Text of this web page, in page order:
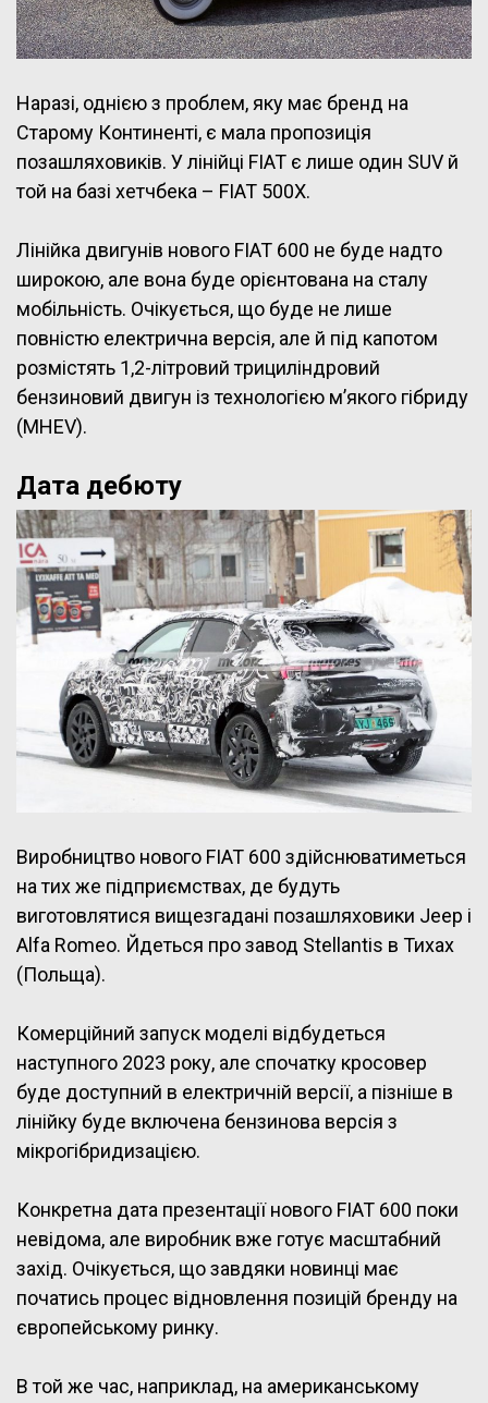
Наразі, однією з проблем, яку має бренд на
Старому Континенті, є мала пропозиція
позашляховиків. У лінійці FIAT є лише один SUV й
той на базі хетчбека – FIAT 500X.
Лінійка двигунів нового FIAT 600 не буде надто
широкою, але вона буде орієнтована на сталу
мобільність. Очікується, що буде не лише
повністю електрична версія, але й під капотом
розмістять 1,2-літровий трициліндровий
бензиновий двигун із технологією м’якого гібриду
(MHEV).
Дата дебюту
Виробництво нового FIAT 600 здійснюватиметься
на тих же підприємствах, де будуть
виготовлятися вищезгадані позашляховики Jeep і
Alfa Romeo. Йдеться про завод Stellantis в Тихах
(Польща).
Комерційний запуск моделі відбудеться
наступного 2023 року, але спочатку кросовер
буде доступний в електричній версії, а пізніше в
лінійку буде включена бензинова версія з
мікрогібридизацією.
Конкретна дата презентації нового FIAT 600 поки
невідома, але виробник вже готує масштабний
захід. Очікується, що завдяки новинці має
початись процес відновлення позицій бренду на
європейському ринку.
В той же час, наприклад, на американському